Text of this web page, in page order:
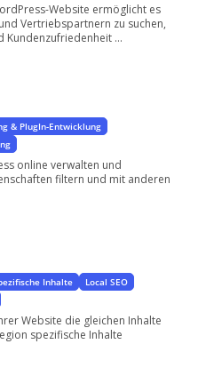
Website ermöglicht es
Vertriebspartnern zu suchen,
Kundenzufriedenheit ...
& PlugIn-Entwicklung
online verwalten und
filtern und mit anderen
Inhalte
Local SEO
Website die gleichen Inhalte
spezifische Inhalte